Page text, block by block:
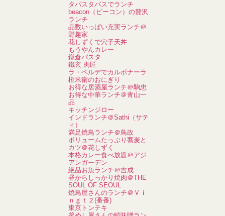
タパスタパスでランチ
beacon（ビーコン）の贅沢
ランチ
品数いっぱい充実ランチ＠
野趣家
花しずくで穴子天丼
もうやんカレー
鎌倉パスタ
鐵玄 肉匠
ラ・ベルデでカルボナーラ
権米衛のおにぎり
お得な居酒屋ランチ＠駒忠
お得な中華ランチ＠青山一
品
キッチンジロー
インドランチ＠Sathi（サテ
ィ）
満足焼鳥ランチ＠鳥政
ボリュームたっぷり蕎麦と
カツ＠花しずく
本格カレー食べ放題＠アジ
アンガーデン
絶品お魚ランチ＠吉成
昼からしっかり焼肉＠THE
SOUL OF SEOUL
焼鳥屋さんのランチ＠Ｖｉ
ｎｇｔ２(番番)
東京トンテキ